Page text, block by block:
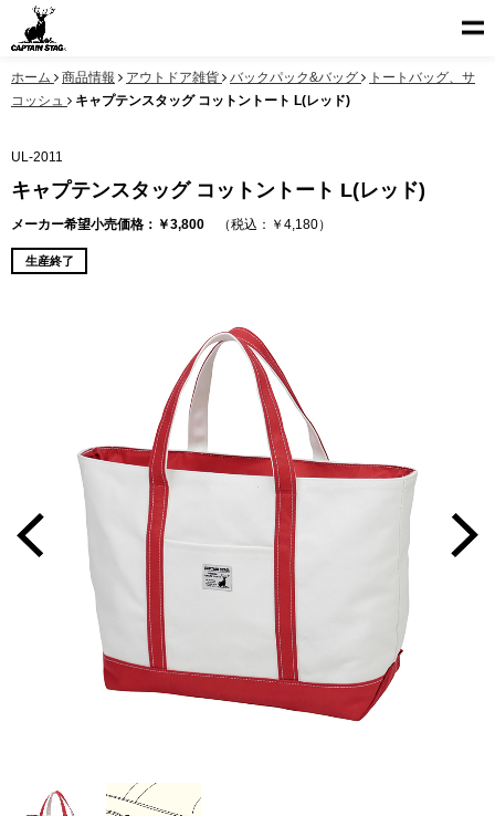
ホーム 商品情報 アウトドア雑貨 バックパック&バッグ
トートバッグ、サ
コッシュ
キャプテンスタッグ コットントート L(レッド)
UL-2011
キャプテンスタッグ コットントート L(レッド)
メーカー希望小売価格：￥3,800 （税込：￥4,180）
生産終了